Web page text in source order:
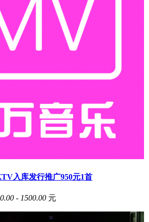
入库发行推广950元1首
- 1500.00 元